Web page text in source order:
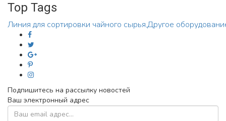
Top Tags
Линия для сортировки чайного сырья,Другое
Подпишитесь на рассылку новостей
Ваш электронный адрес